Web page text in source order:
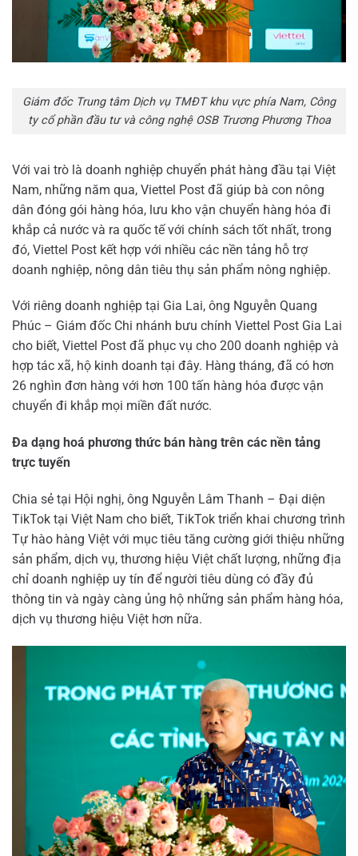
Giám đốc Trung tâm Dịch vụ TMĐT khu vực phía Nam, Công
ty cổ phần đầu tư và công nghệ OSB Trương Phương Thoa
Với vai trò là doanh nghiệp chuyển phát hàng đầu tại Việt
Nam, những năm qua, Viettel Post đã giúp bà con nông
dân đóng gói hàng hóa, lưu kho vận chuyển hàng hóa đi
khắp cả nước và ra quốc tế với chính sách tốt nhất, trong
đó, Viettel Post kết hợp với nhiều các nền tảng hỗ trợ
doanh nghiệp, nông dân tiêu thụ sản phẩm nông nghiệp.
Với riêng doanh nghiệp tại Gia Lai, ông Nguyễn Quang
Phúc – Giám đốc Chi nhánh bưu chính Viettel Post Gia Lai
cho biết, Viettel Post đã phục vụ cho 200 doanh nghiệp và
hợp tác xã, hộ kinh doanh tại đây. Hàng tháng, đã có hơn
26 nghìn đơn hàng với hơn 100 tấn hàng hóa được vận
chuyển đi khắp mọi miền đất nước.
Đa dạng hoá phương thức bán hàng trên các nền tảng
trực tuyến
Chia sẻ tại Hội nghị, ông Nguyễn Lâm Thanh – Đại diện
TikTok tại Việt Nam cho biết, TikTok triển khai chương trình
Tự hào hàng Việt với mục tiêu tăng cường giới thiệu những
sản phẩm, dịch vụ, thương hiệu Việt chất lượng, những địa
chỉ doanh nghiệp uy tín để người tiêu dùng có đầy đủ
thông tin và ngày càng ủng hộ những sản phẩm hàng hóa,
dịch vụ thương hiệu Việt hơn nữa.